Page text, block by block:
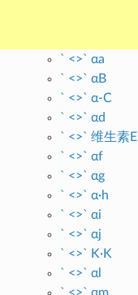
` <>` αa
` <>` αB
` <>` α-C
` <>` αd
` <>` 维生素E
` <>` αf
` <>` αg
` <>` α·h
` <>` αi
` <>` αj
` <>` K·K
` <>` αl